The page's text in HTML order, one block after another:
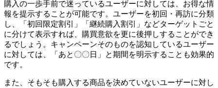
購入の一歩手前で迷っているユーザーに対しては、お得な情
報を提示することが可能です。ユーザーを初回・再訪に分類
し、「初回限定割引」「継続購入割引」などターゲットごと
に分けて表示すれば、購買意欲を更に後押しすることができ
るでしょう。キャンペーンそのものを認知しているユーザー
に対しては、「あと〇〇日」と期間を明示することも効果的
です。
また、そもそも購入する商品を決めていないユーザーに対し